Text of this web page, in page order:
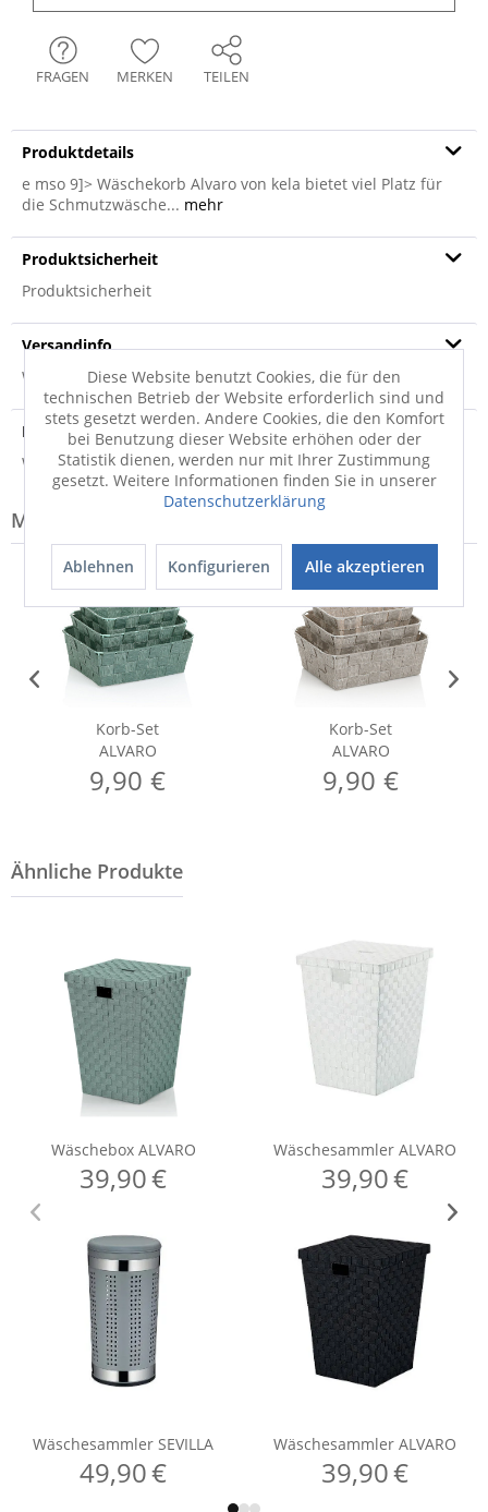
FRAGEN MERKEN TEILEN
Produktdetails
e mso 9]> Wäschekorb Alvaro von kela bietet viel Platz für
die Schmutzwäsche... mehr
Produktsicherheit
Produktsicherheit
Versandinfo
Weitere Informationen zum Versand...
Hersteller
Weitere Informationen zum Hersteller...
Modell-Familie: ALVARO
Korb-Set
ALVARO
9,90 €
Korb-Set
ALVARO
9,90 €
Diese Website benutzt Cookies, die für den
technischen Betrieb der Website erforderlich sind und
stets gesetzt werden. Andere Cookies, die den Komfort
bei Benutzung dieser Website erhöhen oder der
Statistik dienen, werden nur mit Ihrer Zustimmung
gesetzt. Weitere Informationen finden Sie in unserer
Datenschutzerklärung
Ablehnen Konfigurieren Alle akzeptieren